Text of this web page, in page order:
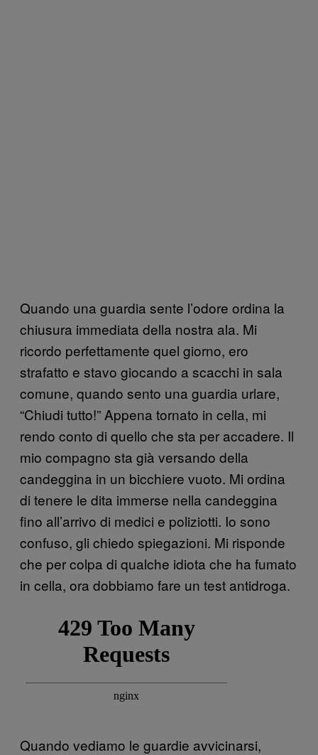
Quando una guardia sente l’odore ordina la
chiusura immediata della nostra ala. Mi
ricordo perfettamente quel giorno, ero
strafatto e stavo giocando a scacchi in sala
comune, quando sento una guardia urlare,
“Chiudi tutto!” Appena tornato in cella, mi
rendo conto di quello che sta per accadere. Il
mio compagno sta già versando della
candeggina in un bicchiere vuoto. Mi ordina
di tenere le dita immerse nella candeggina
fino all’arrivo di medici e poliziotti. Io sono
confuso, gli chiedo spiegazioni. Mi risponde
che per colpa di qualche idiota che ha fumato
in cella, ora dobbiamo fare un test antidroga.
Quando vediamo le guardie avvicinarsi,